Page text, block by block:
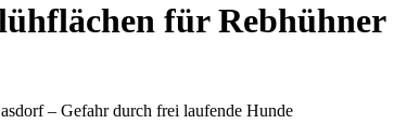
für Rebhühner
– Gefahr durch frei laufende Hunde